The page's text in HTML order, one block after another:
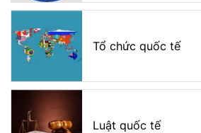
Tổ chức quốc tế
Luật quốc tế